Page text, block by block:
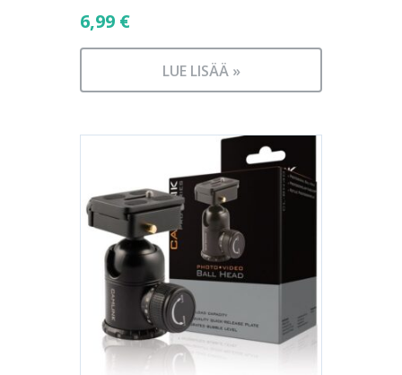
6,99 €
LUE LISÄÄ »